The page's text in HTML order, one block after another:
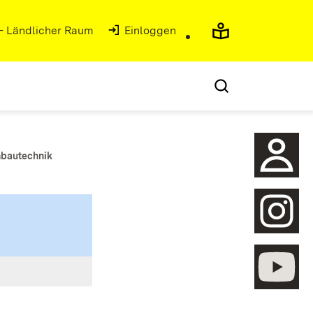
Ländlicher Raum Einloggen
öffnen